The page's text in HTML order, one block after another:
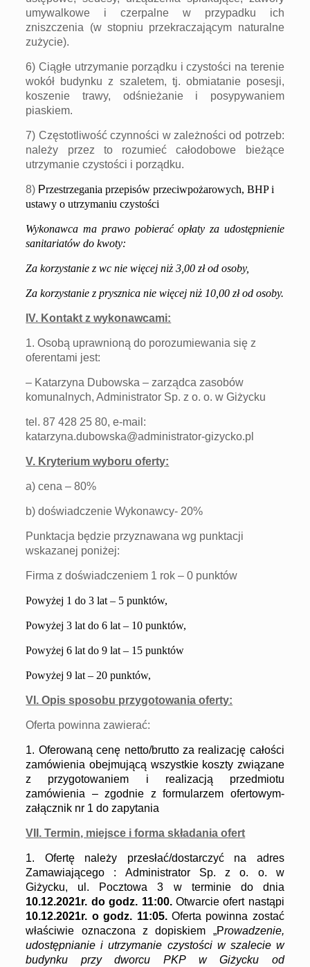
umywalkowe i czerpalne w przypadku ich
zniszczenia (w stopniu przekraczającym naturalne
zużycie).
6) Ciągłe utrzymanie porządku i czystości na terenie
wokół budynku z szaletem, tj. obmiatanie posesji,
koszenie trawy, odśnieżanie i posypywaniem
piaskiem.
7) Częstotliwość czynności w zależności od potrzeb:
należy przez to rozumieć całodobowe bieżące
utrzymanie czystości i porządku.
8) Przestrzegania przepisów przeciwpożarowych, BHP i
ustawy o utrzymaniu czystości
Wykonawca ma prawo pobierać opłaty za udostępnienie
sanitariatów dokwoty:
Za korzystanie z wc nie więcej niż3 ,00 zł od osoby,
Za korzystanie z prysznica nie więcej niż 10,00 zł od osoby.
IV. Kontakt z wykonawcami:
1. Osobą uprawnioną do porozumiewania się z
oferentami jest:
– Katarzyna Dubowska – zarządca zasobów
komunalnych, Administrator Sp. z o. o. w Giżycku
tel. 87 428 25 80, e-mail:
katarzyna.dubowska@administrator-gizycko.pl
V. Kryterium wyboru oferty:
a) cena – 80%
b) doświadczenie Wykonawcy- 20%
Punktacja będzie przyznawana wg punktacji
wskazanej poniżej:
Firma z doświadczeniem 1 rok – 0 punktów
Powyżej 1 do 3 lat – 5 punktów,
Powyżej 3 lat do 6 lat – 10 punktów,
Powyżej 6 lat do 9 lat – 15 punktów
Powyżej 9 lat – 20 punktów,
VI. Opis sposobu przygotowania oferty:
Oferta powinna zawierać:
1. Oferowaną cenę netto/brutto za realizację całości
zamówienia obejmującą wszystkie koszty związane
z przygotowaniem i realizacją przedmiotu
zamówienia – zgodnie z formularzem ofertowym-
załącznik nr 1 do zapytania
V . Termin, miejsce i forma składania ofert
1. Ofertę należy przesłać/dostarczyć na adres
Zamawiającego : Administrator Sp. z o. o. w
Giżycku, ul. Pocztowa 3 w terminie do dnia
10.12.2021r. do godz. 11:00.Otwarcie ofert nastąpi
10.12.2021r. o godz. 11:05.Oferta powinna zostać
właściwie oznaczona z dopiskiem „Prowadzenie,
udostępnianie i utrzymanie czystości w szalecie w
budynku przy dworcu PKP w Giżycku od